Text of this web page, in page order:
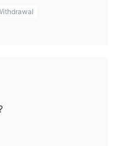
next working day if